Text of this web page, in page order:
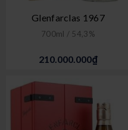
Glenfarclas 1967
700ml / 54,3%
210.000.000₫